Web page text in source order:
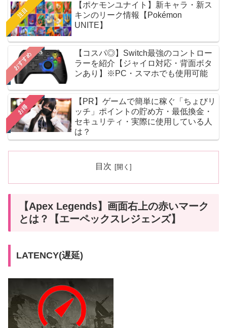
注目
【ポケモンユナイト】新キャラ・新ス
キンのリーク情報【Pokémon
UNITE】
おすすめ
【コスパ◎】Switch最強のコントロー
ラーを紹介【ジャイロ対応・背面ボタ
ンあり】※PC・スマホでも使用可能
お得
【PR】ゲームで簡単に稼ぐ「ちょびリ
ッチ」ポイントの貯め方・最低換金・
セキュリティ・実際に使用している人
は？
目次
【Apex Legends】画面右上の赤いマーク
とは？【エーペックスレジェンズ】
LATENCY(遅延)